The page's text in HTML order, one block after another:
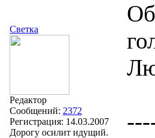
Светка
Редактор
Сообщений: 2372
Регистрация: 14.03.2007
Дорогу осилит идущий.